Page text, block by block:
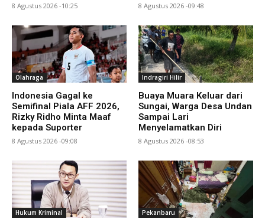
8 Agustus 2026 -10:25 8 Agustus 2026 -09:48
Olahraga
Indonesia Gagal ke
Semifinal Piala AFF 2026,
Rizky Ridho Minta Maaf
kepada Suporter
8 Agustus 2026 -09:08
Indragiri Hilir
Buaya Muara Keluar dari
Sungai, Warga Desa Undan
Sampai Lari
Menyelamatkan Diri
8 Agustus 2026 -08:53
Hukum Kriminal Pekanbaru